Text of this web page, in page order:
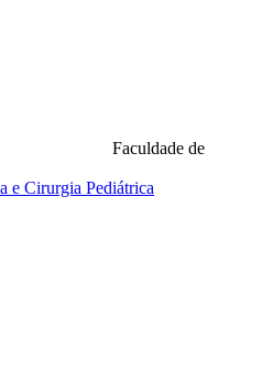
Faculdade de
e Cirurgia Pediátrica